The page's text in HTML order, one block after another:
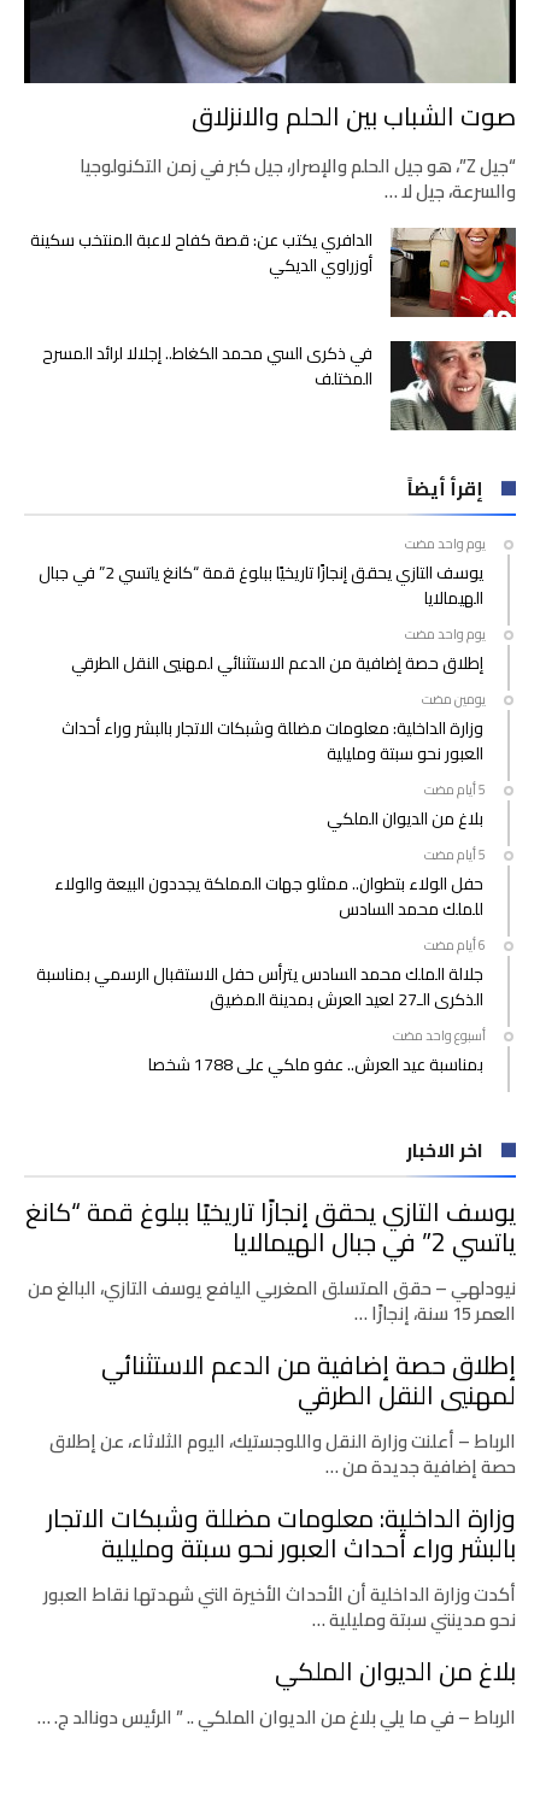
صوت الشباب بين الحلم والانزلاق
“جيل Z”، هو جيل الحلم والإصرار، جيل كبر في زمن التكنولوجيا
والسرعة، جيل لا …
الدافري يكتب عن: قصة كفاح لاعبة المنتخب سكينة
أوزراوي الديكي
في ذكرى السي محمد الكغاط.. إجلالا لرائد المسرح
المختلف
إقرأ أيضاً
‫‫‫‏‫يوم واحد مضت‬
يوسف التازي يحقق إنجازًا تاريخيًا ببلوغ قمة “كانغ ياتسي 2” في جبال
الهيمالايا
‫‫‫‏‫يوم واحد مضت‬
إطلاق حصة إضافية من الدعم الاستثنائي لمهنيي النقل الطرقي
‫‫‫‏‫يومين مضت‬
وزارة الداخلية: معلومات مضللة وشبكات الاتجار بالبشر وراء أحداث
العبور نحو سبتة ومليلية
بلاغ من الديوان الملكي
حفل الولاء بتطوان.. ممثلو جهات المملكة يجددون البيعة والولاء
للملك محمد السادس
جلالة الملك محمد السادس يترأس حفل الاستقبال الرسمي بمناسبة
الذكرى الـ27 لعيد العرش بمدينة المضيق
‫‫‫‏‫أسبوع واحد مضت‬
بمناسبة عيد العرش.. عفو ملكي على 1788 شخصا
اخر الاخبار
يوسف التازي يحقق إنجازًا تاريخيًا ببلوغ قمة “كانغ
ياتسي 2” في جبال الهيمالايا
نيودلهي – حقق المتسلق المغربي اليافع يوسف التازي، البالغ من
العمر 15 سنة، إنجازًا …
إطلاق حصة إضافية من الدعم الاستثنائي
لمهنيي النقل الطرقي
الرباط – أعلنت وزارة النقل واللوجستيك، اليوم الثلاثاء، عن إطلاق
حصة إضافية جديدة من …
وزارة الداخلية: معلومات مضللة وشبكات الاتجار
بالبشر وراء أحداث العبور نحو سبتة ومليلية
أكدت وزارة الداخلية أن الأحداث الأخيرة التي شهدتها نقاط العبور
نحو مدينتي سبتة ومليلية …
بلاغ من الديوان الملكي
الرباط – في ما يلي بلاغ من الديوان الملكي .. ” الرئيس دونالد ج. …